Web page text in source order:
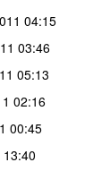
04:15
03:46
05:13
02:16
00:45
13:40